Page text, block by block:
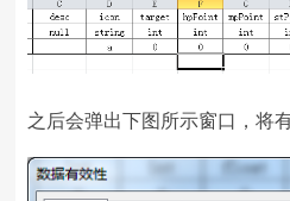
之后会弹出下图所示窗口，将